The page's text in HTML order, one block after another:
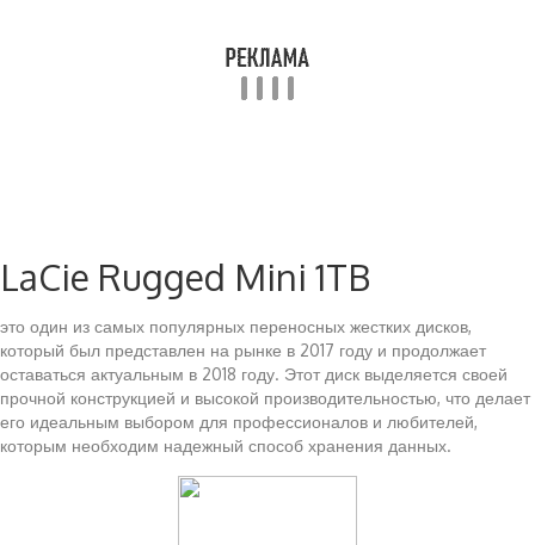
LaCie Rugged Mini 1TB
это один из самых популярных переносных жестких дисков,
который был представлен на рынке в 2017 году и продолжает
оставаться актуальным в 2018 году. Этот диск выделяется своей
прочной конструкцией и высокой производительностью, что делает
его идеальным выбором для профессионалов и любителей,
которым необходим надежный способ хранения данных.